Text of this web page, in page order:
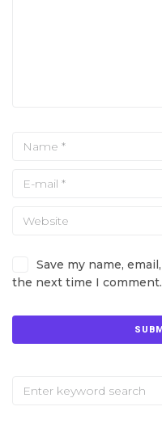
Save my name,
the next time I comment.